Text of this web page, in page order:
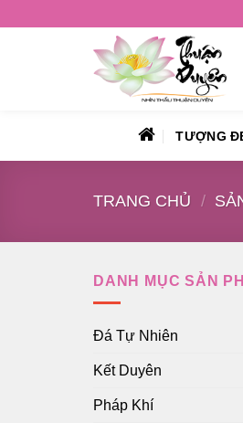
TƯỢNG
TRANG CHỦ /
DANH MỤC SẢN
Đá Tự Nhiên
Kết Duyên
Pháp Khí